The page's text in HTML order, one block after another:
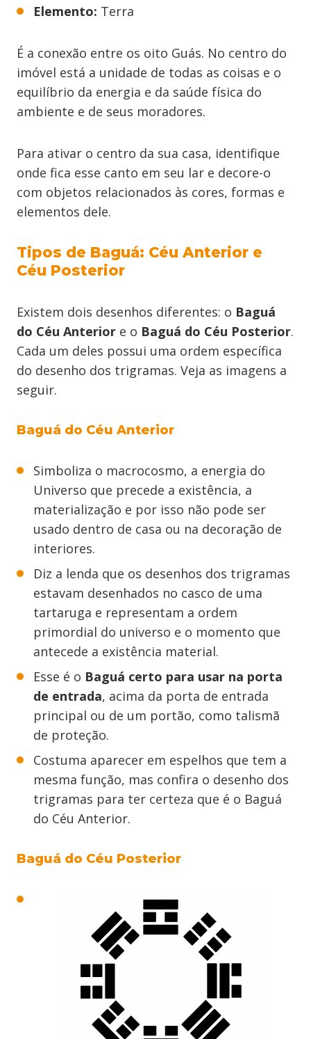
Elemento: Terra
É a conexão entre os oito Guás. No centro do
imóvel está a unidade de todas as coisas e o
equilíbrio da energia e da saúde física do
ambiente e de seus moradores.
Para ativar o centro da sua casa, identifique
onde fica esse canto em seu lar e decore-o
com objetos relacionados às cores, formas e
elementos dele.
Tipos de Baguá: Céu Anterior e
Céu Posterior
Existem dois desenhos diferentes: o Baguá
do Céu Anterior e o Baguá do Céu Posterior.
Cada um deles possui uma ordem específica
do desenho dos trigramas. Veja as imagens a
seguir.
Baguá do Céu Anterior
Simboliza o macrocosmo, a energia do
Universo que precede a existência, a
materialização e por isso não pode ser
usado dentro de casa ou na decoração de
interiores.
Diz a lenda que os desenhos dos trigramas
estavam desenhados no casco de uma
tartaruga e representam a ordem
primordial do universo e o momento que
antecede a existência material.
Esse é o Baguá certo para usar na porta
de entrada, acima da porta de entrada
principal ou de um portão, como talismã
de proteção.
Costuma aparecer em espelhos que tem a
mesma função, mas confira o desenho dos
trigramas para ter certeza que é o Baguá
do Céu Anterior.
Baguá do Céu Posterior